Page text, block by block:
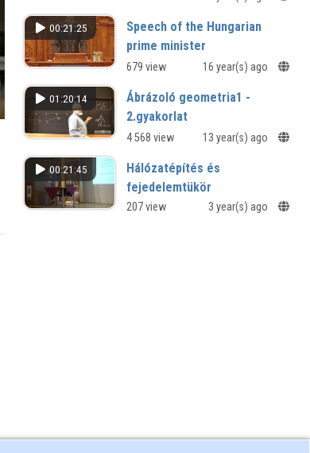
00:21:25
Speech of the Hungarian
prime minister
679 view 16 year(s) ago
01:20:14
Ábrázoló geometria1 -
2.gyakorlat
4 568 view 13 year(s) ago
00:21:45
Hálózatépítés és
fejedelemtükör
Janus Pannonius Renatus-
207 view 3 year(s) ago